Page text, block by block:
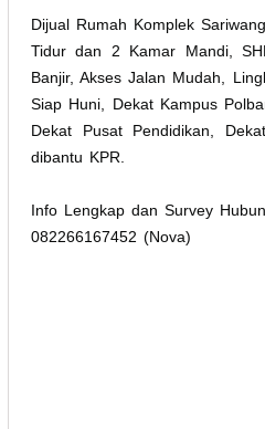
Dijual Rumah Komplek
Tidur dan 2 Kamar Mandi,
Banjir, Akses Jalan Mudah,
Siap Huni, Dekat Kampus
Dekat Pusat Pendidikan,
dibantu KPR.
Info Lengkap dan Survey
082266167452 (Nova)